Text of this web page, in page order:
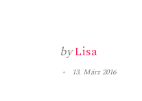
byLisa
13. März 2016